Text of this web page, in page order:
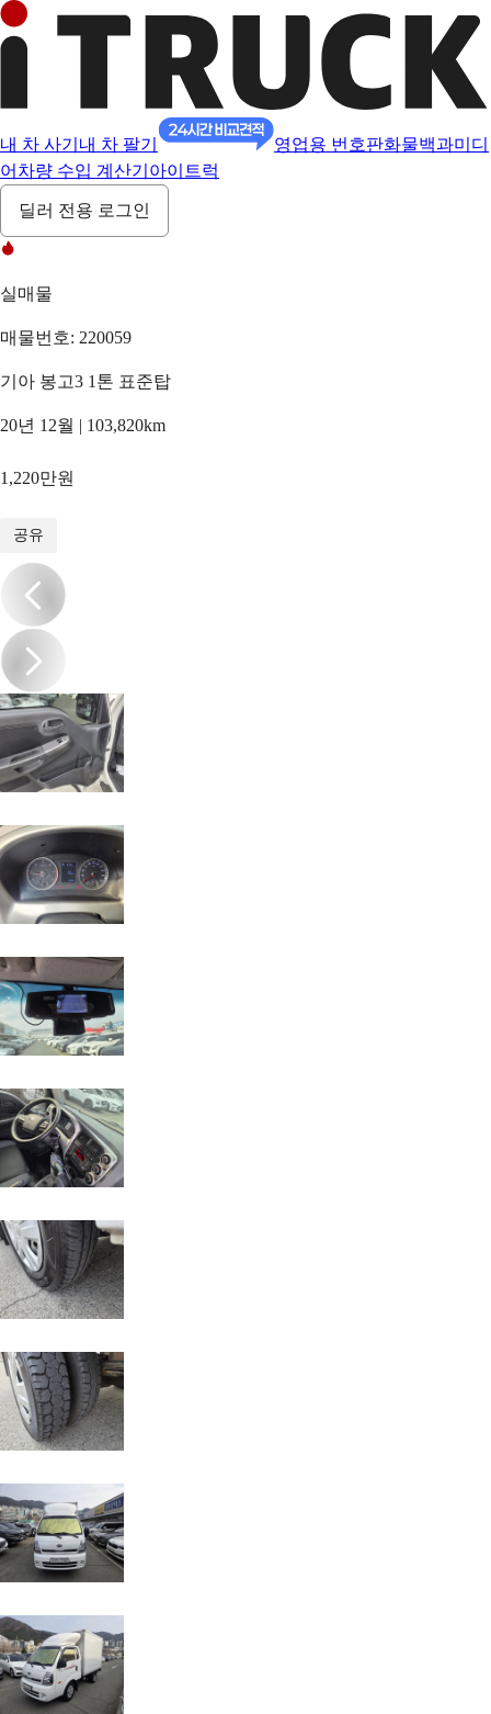
내 차 사기 내 차 팔기 영업용 번호판화물백과미디
어 차량 수입 계산기 아이트럭
딜러 전용 로그인
실매물
매물번호: 220059
기아 봉고3 1톤 표준탑
20년 12월 | 103,820km
1,220만원
공유
/19